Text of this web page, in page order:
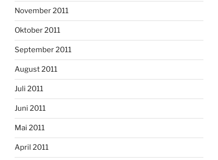
November 2011
Oktober 2011
September 2011
August 2011
Juli 2011
Juni 2011
Mai 2011
April 2011